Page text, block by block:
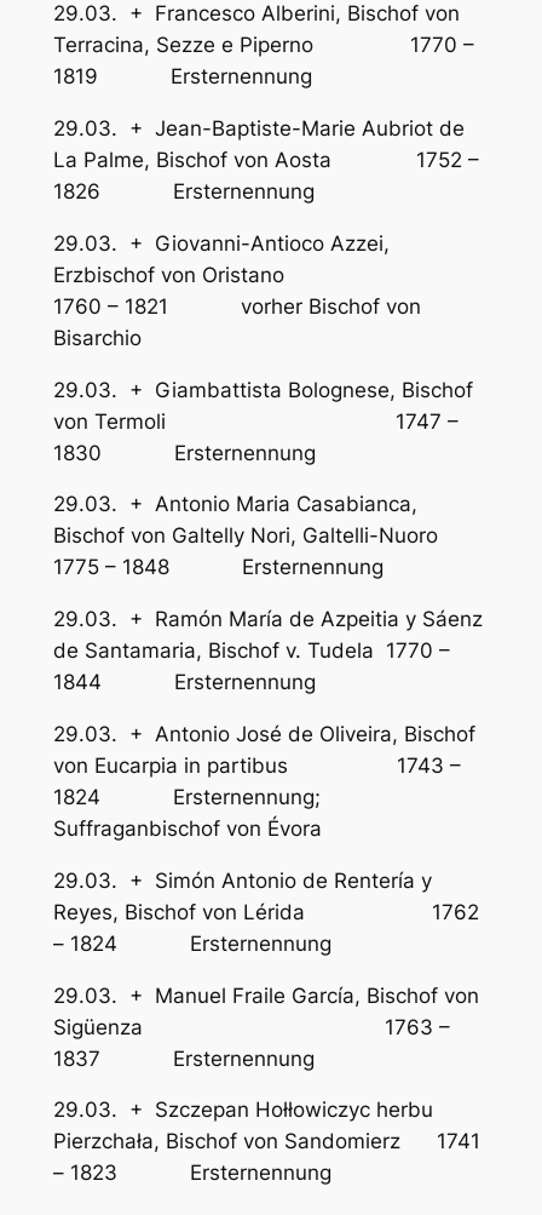
29.03. + Francesco Alberini, Bischof von
Terracina, Sezze e Piperno 1770 –
1819 Ersternennung
29.03. + Jean-Baptiste-Marie Aubriot de
La Palme, Bischof von Aosta 1752 –
1826 Ersternennung
29.03. + Giovanni-Antioco Azzei,
Erzbischof von Oristano
1760 – 1821 vorher Bischof von
Bisarchio
29.03. + Giambattista Bolognese, Bischof
von Termoli 1747 –
1830 Ersternennung
29.03. + Antonio Maria Casabianca,
Bischof von Galtelly Nori, Galtelli-Nuoro
1775 – 1848 Ersternennung
29.03. + Ramón María de Azpeitia y Sáenz
de Santamaria, Bischof v. Tudela 1770 –
1844 Ersternennung
29.03. + Antonio José de Oliveira, Bischof
von Eucarpia in partibus 1743 –
1824 Ersternennung;
Suffraganbischof von Évora
29.03. + Simón Antonio de Rentería y
Reyes, Bischof von Lérida 1762
– 1824 Ersternennung
29.03. + Manuel Fraile García, Bischof von
Sigüenza 1763 –
1837 Ersternennung
29.03. + Szczepan Hołłowiczyc herbu
Pierzchała, Bischof von Sandomierz 1741
– 1823 Ersternennung